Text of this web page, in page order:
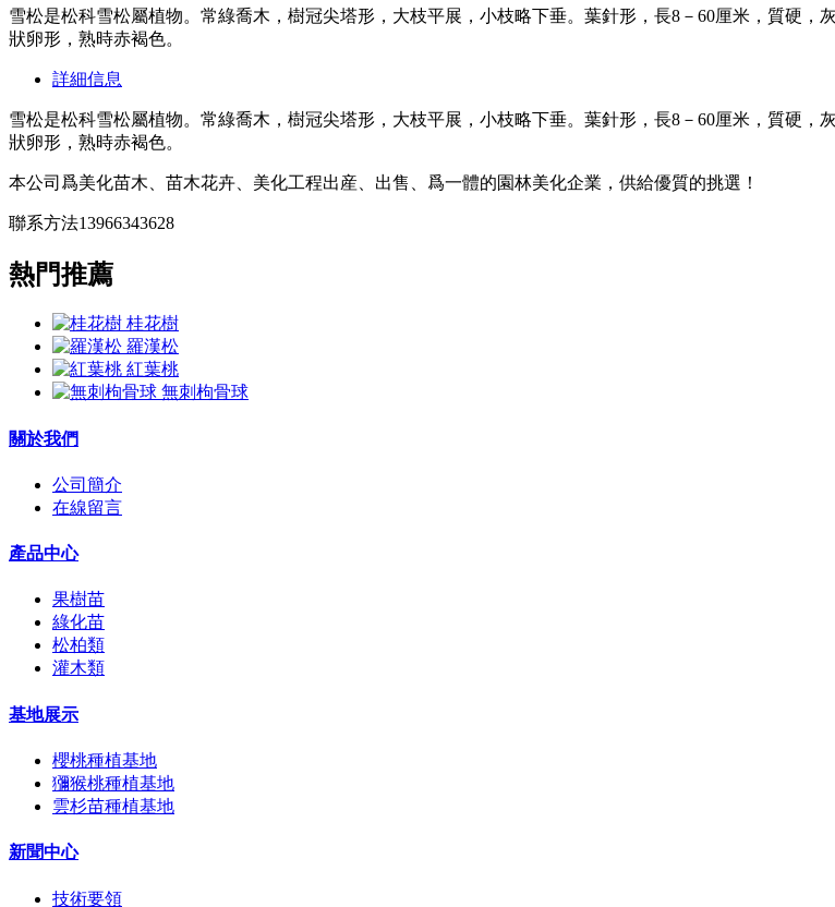
雪松是松科雪松屬植物。常綠喬木，樹冠尖塔形，大枝平展，小枝略下垂。葉針形，長8－60厘米，質硬
狀卵形，熟時赤褐色。
詳細信息
雪松是松科雪松屬植物。常綠喬木，樹冠尖塔形，大枝平展，小枝略下垂。葉針形，長8－60厘米，質硬
狀卵形，熟時赤褐色。
本公司爲美化苗木、苗木花卉、美化工程出産、出售、爲一體的園林美化企業，供給優質的挑選！
聯系方法13966343628
熱門推薦
桂花樹
羅漢松
紅葉桃
無刺枸骨球
關於我們
公司簡介
在線留言
產品中心
果樹苗
綠化苗
松柏類
灌木類
基地展示
櫻桃種植基地
獼猴桃種植基地
雲杉苗種植基地
新聞中心
技術要領